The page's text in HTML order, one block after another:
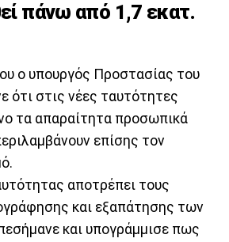
πάνω από 1,7 εκατ.
ο υπουργός Προστασίας του
ότι στις νέες ταυτότητες
τα απαραίτητα προσωπικά
επίσης τον
αποτρέπει τους
και εξαπάτησης των
και υπογράμμισε πως